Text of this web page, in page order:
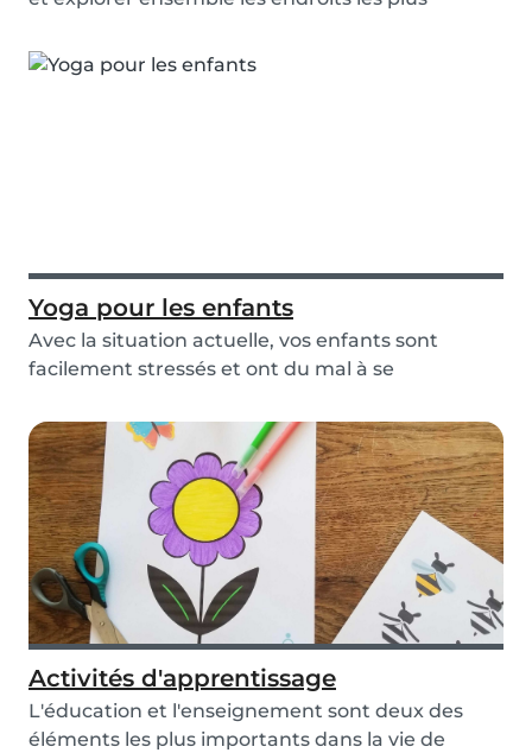
Yoga pour les enfants
Avec la situation actuelle, vos enfants sont
facilement stressés et ont du mal à se
Activités d'apprentissage
L'éducation et l'enseignement sont deux des
éléments les plus importants dans la vie de